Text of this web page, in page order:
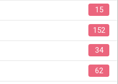
15
152
34
62